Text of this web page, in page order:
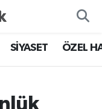
SİYASET ÖZEL